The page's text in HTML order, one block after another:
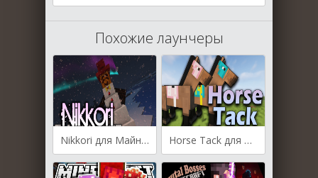
Похожие лаунчеры
Nikkori для Майнкрафт 1.12.2 Horse Tack для Майнкрафт [1.19, 1.18.1, 1.16.5]